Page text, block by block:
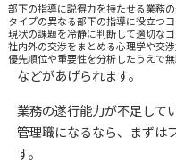
部下の指導に説得力を持たせる業務
タイプの異なる部下の指導に役立つ
現状の課題を冷静に判断して適切な
社内外の交渉をまとめる心理学や交
優先順位や重要性を分析したうえで
などがあげられます。
業務の遂行能力が不足して
管理職になるなら、まずは
す。